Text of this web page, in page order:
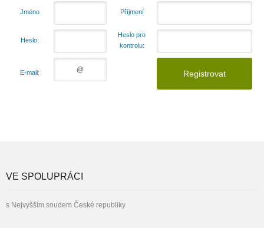
Jméno Příjmení
Heslo:
Heslo pro
kontrolu:
E-mail:
VE SPOLUPRÁCI
s Nejvyšším soudem České republiky